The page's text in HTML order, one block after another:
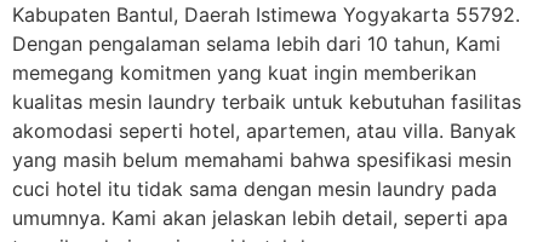
Kabupaten Bantul, Daerah Istimewa Yogyakarta 55792.
Dengan pengalaman selama lebih dari 10 tahun, Kami
memegang komitmen yang kuat ingin memberikan
kualitas mesin laundry terbaik untuk kebutuhan fasilitas
akomodasi seperti hotel, apartemen, atau villa. Banyak
yang masih belum memahami bahwa spesifikasi mesin
cuci hotel itu tidak sama dengan mesin laundry pada
umumnya. Kami akan jelaskan lebih detail, seperti apa